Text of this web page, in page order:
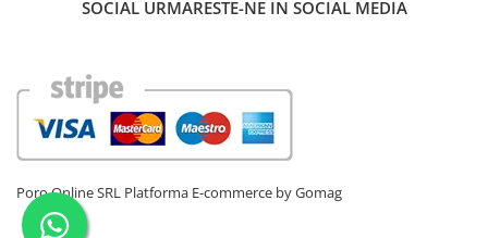
SOCIAL URMARESTE-NE IN SOCIAL MEDIA
Poro Online SRL Platforma E-commerce by Gomag